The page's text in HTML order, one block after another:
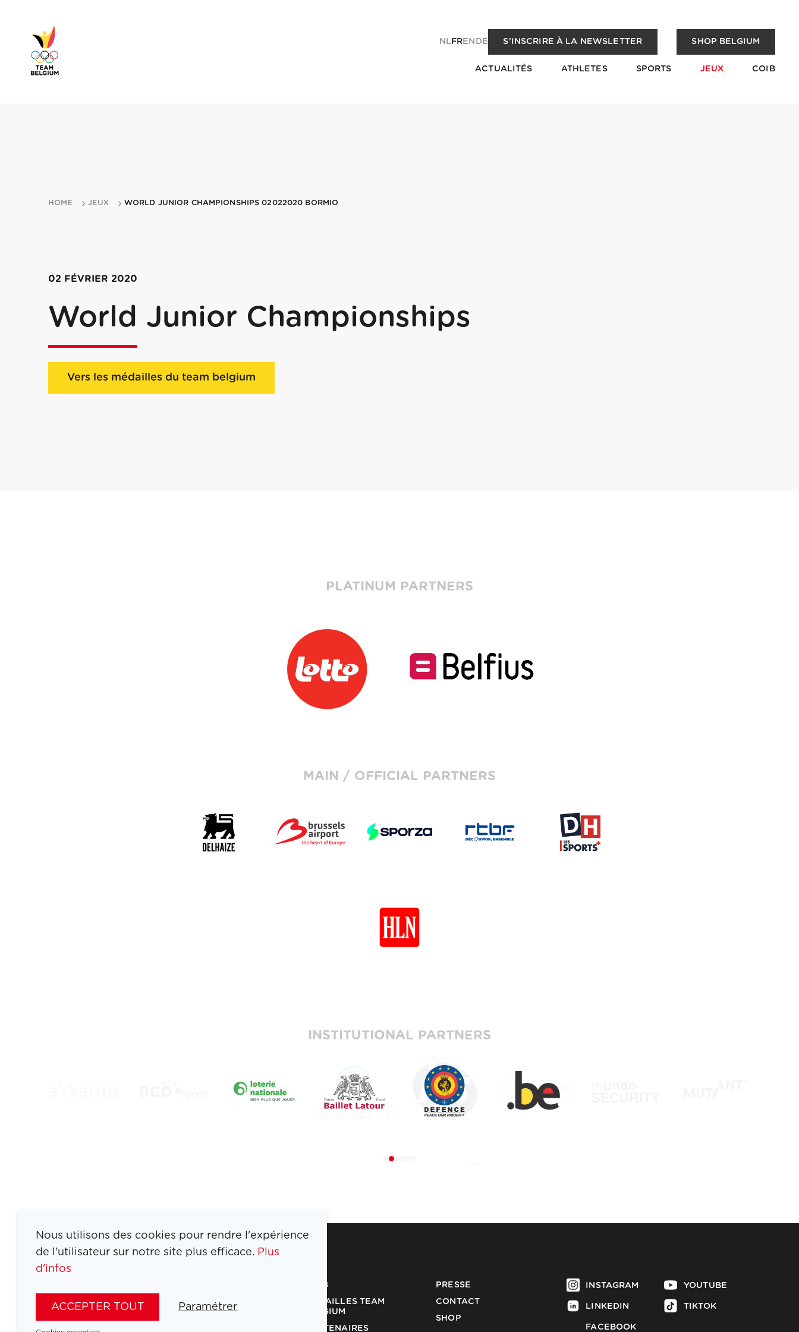
NLFREN DE S'INSCRIRE À LA NEWSLETTER SHOP BELGIUM
ACTUALITÉS ATHLETES SPORTS JEUX COIB
HOME JEUX WORLD JUNIOR CHAMPIONSHIPS 02022020 BORMIO
02 FÉVRIER 2020
World Junior Championships
Vers les médailles du team belgium
PLATINUM PARTNERS
MAIN / OFFICIAL PARTNERS
INSTITUTIONAL PARTNERS
JEUX
COIB
MÉDAILLES TEAM
BELGIUM
PARTENAIRES
PRESSE
CONTACT
SHOP
INSTAGRAM
LINKEDIN
FACEBOOK
YOUTUBE
TIKTOK
Nous utilisons des cookies pour rendre l'expérience
de l'utilisateur sur notre site plus efficace. Plus
d'infos
ACCEPTER TOUT Paramétrer